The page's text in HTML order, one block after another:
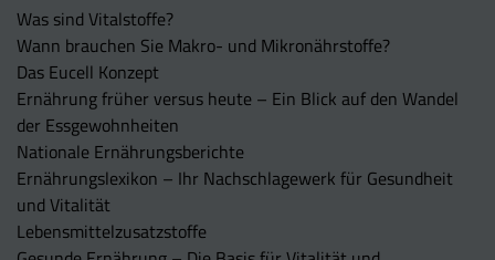
Was sind Vitalstoffe?
Wann brauchen Sie Makro- und Mikronährstoffe?
Das Eucell Konzept
Ernährung früher versus heute – Ein Blick auf den Wandel
der Essgewohnheiten
Nationale Ernährungsberichte
Ernährungslexikon – Ihr Nachschlagewerk für Gesundheit
und Vitalität
Lebensmittelzusatzstoffe